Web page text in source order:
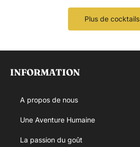
Plus de cocktails
INFORMATION
A propos de nous
Une Aventure Humaine
La passion du goût